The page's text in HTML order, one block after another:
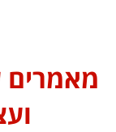
מאמרים